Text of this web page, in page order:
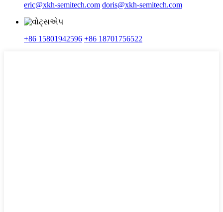
eric@xkh-semitech.com doris@xkh-semitech.com
+86 15801942596 +86 18701756522